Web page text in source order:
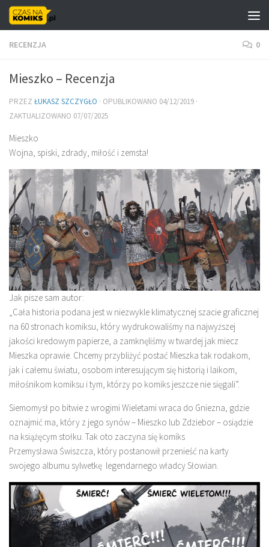
Skip to content
RECENZJA 0
Mieszko – Recenzja
PRZEZ ŁUKASZ SZCZYGŁO · OPUBLIKOWANO 04/12/2019 ·
ZAKTUALIZOWANO 07/07/2025
Mieszko
Wojna, spiski, zdrady, miłość i zemsta!
Jak pisze sam autor:
„Cała historia podana jest w niezwykle klimatycznej szacie graficznej
na 60 stronach komiksu, który wydrukowaliśmy na najwyższej
jakości kredowym papierze, a zamknęliśmy w twardej jak miecz
Mieszka oprawie. Chcemy przybliżyć postać Mieszka tak rodakom,
jak i całemu światu, osobom interesującym się historią i laikom,
miłośnikom komiksu i tym, którzy po komiks jeszcze nie sięgali”.
Siemomysł po bitwie z wrogimi Wieletami wraca do Gniezna, gdzie
oznajmić ma, który z jego synów – Mieszko lub Zdziebor – osiądzie
na książęcym stołku. Tak oto zaczyna się komiks
Przemysława Świszcza, który postanowił przenieść na karty
swojego albumu sylwetkę legendarnego władcy Słowian.